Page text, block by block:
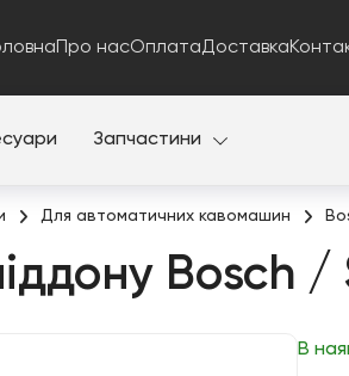
Про насОплатаДоставка
Запчастини
Для автоматичних кавомашин
Bosch /
В